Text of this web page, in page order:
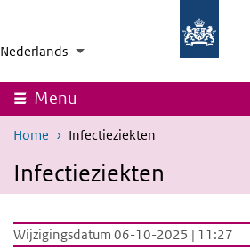
Overslaan en naar de inhoud gaan
Nederlands Taalkeuze
Aanvullende acties weergeven
Ingeklapt
Menu
Home Infectieziekten
Infectieziekten
Wijzigingsdatum 06-10-2025 | 11:27